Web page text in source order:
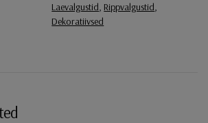
Laevalgustid, Rippvalgustid,
Dekoratiivsed